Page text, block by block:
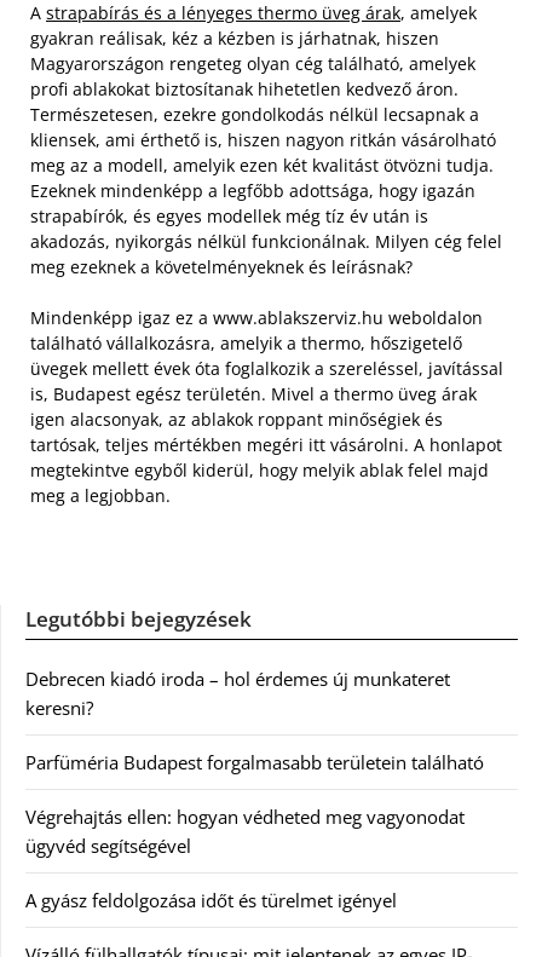
A strapabírás és a lényeges thermo üveg árak, amelyek
gyakran reálisak, kéz a kézben is járhatnak, hiszen
Magyarországon rengeteg olyan cég található, amelyek
profi ablakokat biztosítanak hihetetlen kedvező áron.
Természetesen, ezekre gondolkodás nélkül lecsapnak a
kliensek, ami érthető is, hiszen nagyon ritkán vásárolható
meg az a modell, amelyik ezen két kvalitást ötvözni tudja.
Ezeknek mindenképp a legfőbb adottsága, hogy igazán
strapabírók, és egyes modellek még tíz év után is
akadozás, nyikorgás nélkül funkcionálnak. Milyen cég felel
meg ezeknek a követelményeknek és leírásnak?
Mindenképp igaz ez a www.ablakszerviz.hu weboldalon
található vállalkozásra, amelyik a thermo, hőszigetelő
üvegek mellett évek óta foglalkozik a szereléssel, javítással
is, Budapest egész területén. Mivel a thermo üveg árak
igen alacsonyak, az ablakok roppant minőségiek és
tartósak, teljes mértékben megéri itt vásárolni. A honlapot
megtekintve egyből kiderül, hogy melyik ablak felel majd
meg a legjobban.
Legutóbbi bejegyzések
Debrecen kiadó iroda – hol érdemes új munkateret
keresni?
Parfüméria Budapest forgalmasabb területein található
Végrehajtás ellen: hogyan védheted meg vagyonodat
ügyvéd segítségével
A gyász feldolgozása időt és türelmet igényel